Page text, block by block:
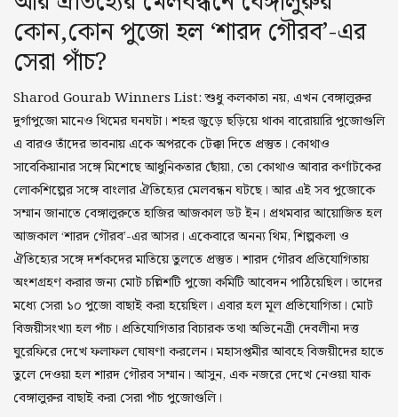
পুজোয় সুস্থ থাকুন
পুজোর রোড ম্যাপ
আসল দুর্গা
গ্যালারি
কোন,কোন পুজো হল ‘শারদ গৌরব’-এর
সেরা পাঁচ?
Sharod Gourab Winners List: শুধু কলকাতা নয়, এখন বেঙ্গালুরুর
দুর্গাপুজো মানেও থিমের ঘনঘটা। শহর জুড়ে ছড়িয়ে থাকা বারোয়ারি পুজোগুলি
এ বারও তাঁদের ভাবনায় একে অপরকে টেক্কা দিতে প্রস্তুত। কোথাও
সাবেকিয়ানার সঙ্গে মিশেছে আধুনিকতার ছোঁয়া, তো কোথাও আবার কর্ণাটকের
লোকশিল্পের সঙ্গে বাংলার ঐতিহ্যের মেলবন্ধন ঘটছে। আর এই সব পুজোকে
সম্মান জানাতে বেঙ্গালুরুতে হাজির আজকাল ডট ইন। প্রথমবার আয়োজিত হল
আজকাল ‘শারদ গৌরব’-এর আসর। একেবারে অনন্য থিম, শিল্পকলা ও
ঐতিহ্যের সঙ্গে দর্শকদের মাতিয়ে তুলতে প্রস্তুত। শারদ গৌরব প্রতিযোগিতায়
অংশগ্রহণ করার জন্য মোট চল্লিশটি পুজো কমিটি আবেদন পাঠিয়েছিল। তাদের
মধ্যে সেরা ১০ পুজো বাছাই করা হয়েছিল। এবার হল মূল প্রতিযোগিতা। মোট
বিজয়ীসংখ্যা হল পাঁচ। প্রতিযোগিতার বিচারক তথা অভিনেত্রী দেবলীনা দত্ত
ঘুরেফিরে দেখে ফলাফল ঘোষণা করলেন। মহাসপ্তমীর আবহে বিজয়ীদের হাতে
তুলে দেওয়া হল শারদ গৌরব সম্মান। আসুন, এক নজরে দেখে নেওয়া যাক
বেঙ্গালুরুর বাছাই করা সেরা পাঁচ পুজোগুলি।